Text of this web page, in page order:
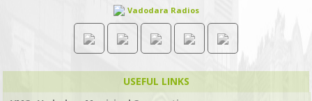
Gujarat State Police Chief Gyanendrasinh Malik has issued strict directives
simplifying the passport…
સરકારી ખર્ચે કરો તીર્થયાત્રા, 15 રાજ્યોના વરિષ્ઠ નાગરિકો માટે ખાસ યોજના, જાણો કોણ
ICT emerges as a top Engineering course in demand in ACPC
admission season 2026 in Gujarat
Information & Communication Technology (ICT) has emerged as the top
Vadodara Radios
USEFUL LINKS